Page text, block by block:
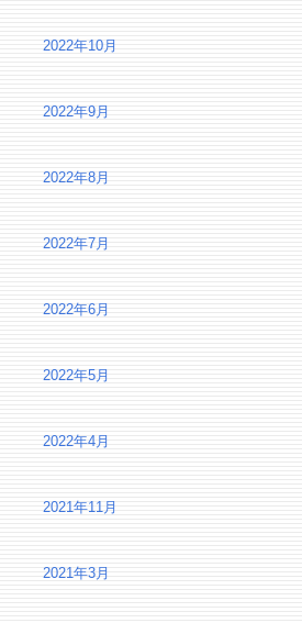
2022年10月
2022年9月
2022年8月
2022年7月
2022年6月
2022年5月
2022年4月
2021年11月
2021年3月